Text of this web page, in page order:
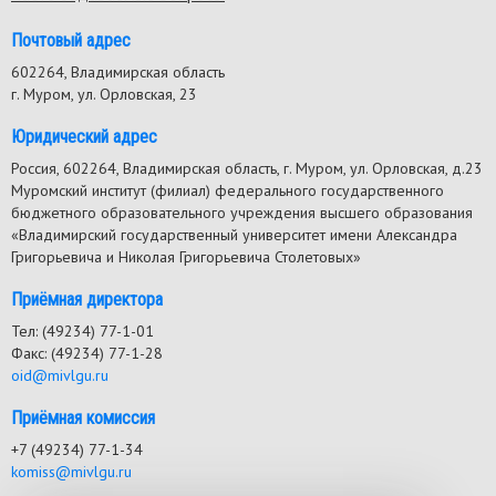
Почтовый адрес
602264, Владимирская область
г. Муром, ул. Орловская, 23
Юридический адрес
Россия, 602264, Владимирская область, г. Муром, ул. Орловская, д.23
Муромский институт (филиал) федерального государственного
бюджетного образовательного учреждения высшего образования
«Владимирский государственный университет имени Александра
Григорьевича и Николая Григорьевича Столетовых»
Приёмная директора
Тел: (49234) 77-1-01
Факс: (49234) 77-1-28
oid@mivlgu.ru
Приёмная комиссия
+7 (49234) 77-1-34
komiss@mivlgu.ru